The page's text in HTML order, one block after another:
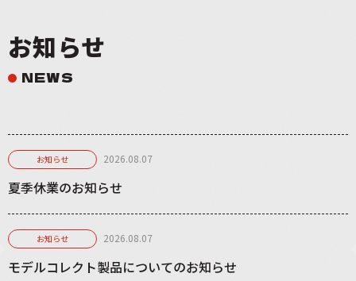
お知らせ
NEWS
お知らせ 2026.08.07
夏季休業のお知らせ
お知らせ 2026.08.07
モデルコレクト製品についてのお知らせ